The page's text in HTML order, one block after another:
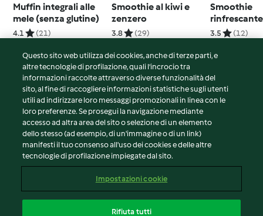
Muffin integrali alle
mele (senza glutine)
4.1 (21)
Smoothie al kiwi e
zenzero
3.8 (29)
Smoothie
cetriolo
3.5 (12)
© Copyright 2026
Termini del servizio
Informativa sulla privacy
Avvertenze generali
Note legali
Contenuto del rapporto
Questo sito web utilizza dei cookies, anche di terze parti, e
altre tecnologie di profilazione, quali l’incrocio tra
informazioni raccolte attraverso diverse funzionalità del
sito, al fine di raccogliere informazioni statistiche sugli utenti
utili ad indirizzare loro messaggi promozionali in linea con le
loro preferenze. Se prosegui la navigazione mediante
accesso ad altra area del sito o selezione di un elemento
dello stesso (ad esempio, di un'immagine o di un link)
manifesti il tuo consenso all'uso dei cookies e delle altre
tecnologie di profilazione impiegate dal sito.
Impostazioni cookie
Rifiuta tutti